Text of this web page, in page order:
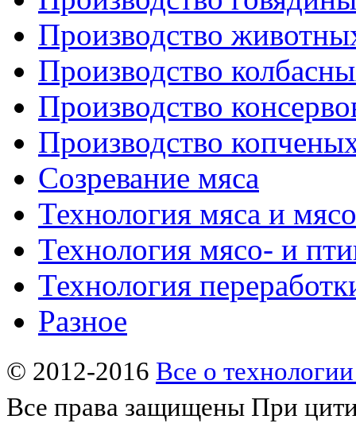
Производство
Производство
Производство
Производство
Созревание мяса
Технология мяса и
Технология мясо- и
Технология
Разное
© 2012-2016 Все о
Все права защищены При